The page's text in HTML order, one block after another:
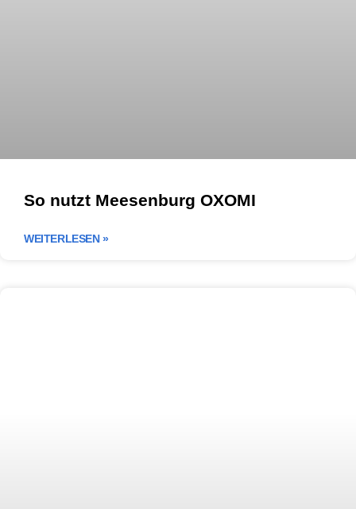
So nutzt Meesenburg OXOMI
WEITERLESEN »